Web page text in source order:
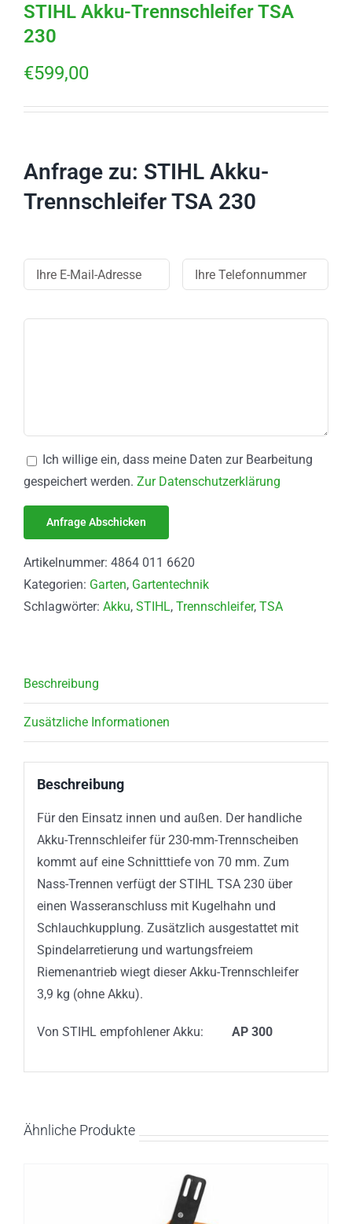
STIHL Akku-Trennschleifer TSA
230
€599,00
Anfrage zu: STIHL Akku-
Trennschleifer TSA 230
Ich willige ein, dass meine Daten zur Bearbeitung
gespeichert werden. Zur Datenschutzerklärung
Artikelnummer: 4864 011 6620
Kategorien: Garten, Gartentechnik
Schlagwörter: Akku, STIHL, Trennschleifer, TSA
Beschreibung
Zusätzliche Informationen
Beschreibung
Für den Einsatz innen und außen. Der handliche
Akku-Trennschleifer für 230-mm-Trennscheiben
kommt auf eine Schnitttiefe von 70 mm. Zum
Nass-Trennen verfügt der STIHL TSA 230 über
einen Wasseranschluss mit Kugelhahn und
Schlauchkupplung. Zusätzlich ausgestattet mit
Spindelarretierung und wartungsfreiem
Riemenantrieb wiegt dieser Akku-Trennschleifer
3,9 kg (ohne Akku).
Von STIHL empfohlener Akku: AP 300
Ähnliche Produkte